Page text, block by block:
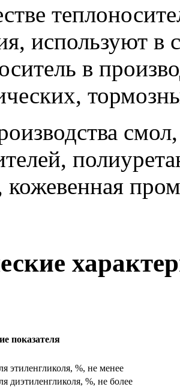
используют в
в
кожевенная
показателя
этиленгликоля, %, не менее
диэтиленгликоля, %, не более